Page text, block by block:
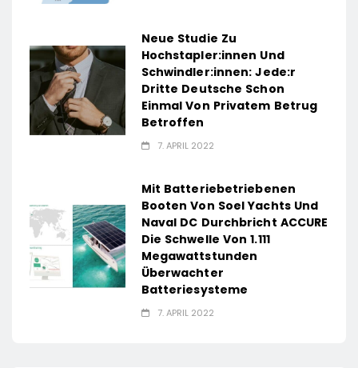
Neue Studie Zu
Hochstapler:innen Und
Schwindler:innen: Jede:r
Dritte Deutsche Schon
Einmal Von Privatem Betrug
Betroffen
7. APRIL 2022
Mit Batteriebetriebenen
Booten Von Soel Yachts Und
Naval DC Durchbricht ACCURE
Die Schwelle Von 1.111
Megawattstunden
Überwachter
Batteriesysteme
7. APRIL 2022